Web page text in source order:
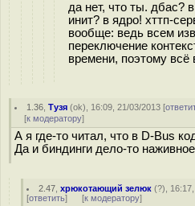
да нет, что ты. дбас?
инит? в ядро! хттп-
вообще: ведь всем
переключение
времени, поэтому всё
1.36 ,Тузя (ok), 16:09, 21/03/2013 [
[к модератору]
А я где-то читал, что в D-Bus
Да и биндинги дело-то
2.47 ,хрюкотающий зелюк (?),
[ответить] [к модератору]